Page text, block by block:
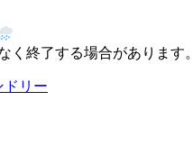
く終了する場合があります。
ドリー